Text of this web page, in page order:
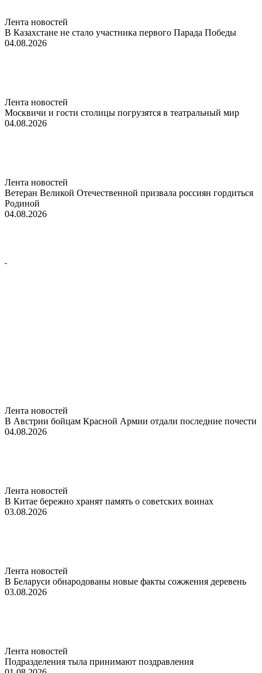
Лента новостей
В Казахстане не стало участника первого Парада Победы
04.08.2026
Лента новостей
Москвичи и гости столицы погрузятся в театральный мир
04.08.2026
Лента новостей
Ветеран Великой Отечественной призвала россиян гордиться
Родиной
04.08.2026
Лента новостей
В Австрии бойцам Красной Армии отдали последние почести
04.08.2026
Лента новостей
В Китае бережно хранят память о советских воинах
03.08.2026
Лента новостей
В Беларуси обнародованы новые факты сожжения деревень
03.08.2026
Лента новостей
Подразделения тыла принимают поздравления